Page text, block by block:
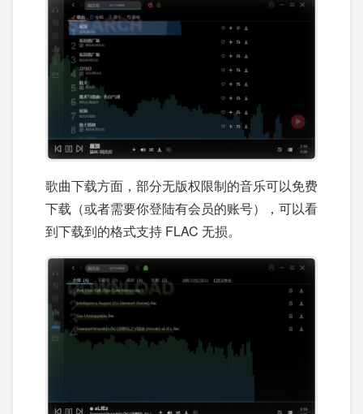
歌曲下载方面，部分无版权限制的音乐可以免费
下载（或者需要你登陆有会员的账号），可以看
到下载到的格式支持 FLAC 无损。